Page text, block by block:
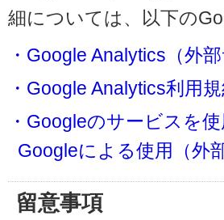
細については、以下の
・Google Analytics（外
・Google Analytics利用
・Googleのサービスを
Googleによる使用（外
留意事項